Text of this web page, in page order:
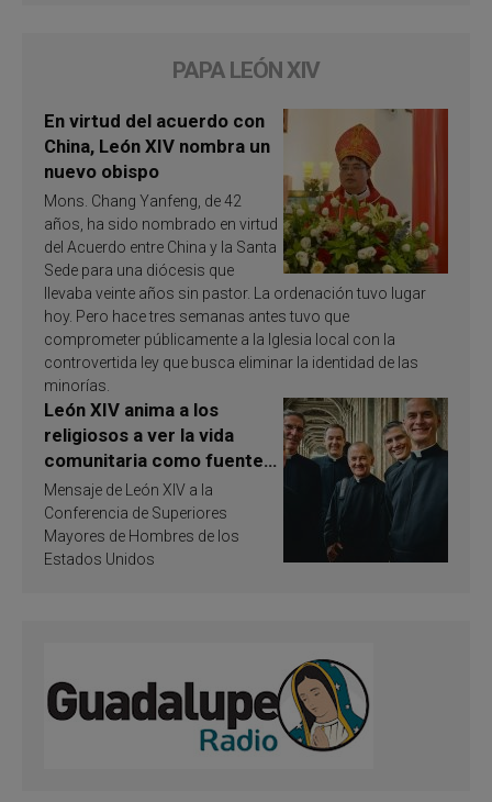
PAPA LEÓN XIV
En virtud del acuerdo con
China, León XIV nombra un
nuevo obispo
Mons. Chang Yanfeng, de 42
años, ha sido nombrado en virtud
del Acuerdo entre China y la Santa
Sede para una diócesis que
llevaba veinte años sin pastor. La ordenación tuvo lugar
hoy. Pero hace tres semanas antes tuvo que
comprometer públicamente a la Iglesia local con la
controvertida ley que busca eliminar la identidad de las
minorías.
León XIV anima a los
religiosos a ver la vida
comunitaria como fuente
de inspiración y
santificación
Mensaje de León XIV a la
Conferencia de Superiores
Mayores de Hombres de los
Estados Unidos